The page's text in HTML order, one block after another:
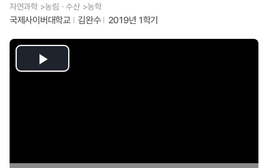
자연과학 >농림ㆍ수산 >농학
국제사이버대학교 김완수 2019년 1학기
Play